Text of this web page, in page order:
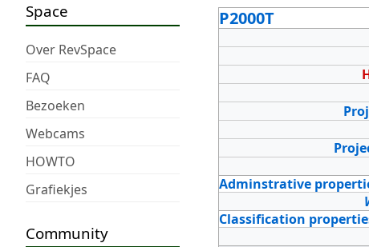
Space
Over RevSpace
FAQ
Bezoeken
Webcams
HOWTO
Grafiekjes
Community
P2000T
Adminstrative
Classification